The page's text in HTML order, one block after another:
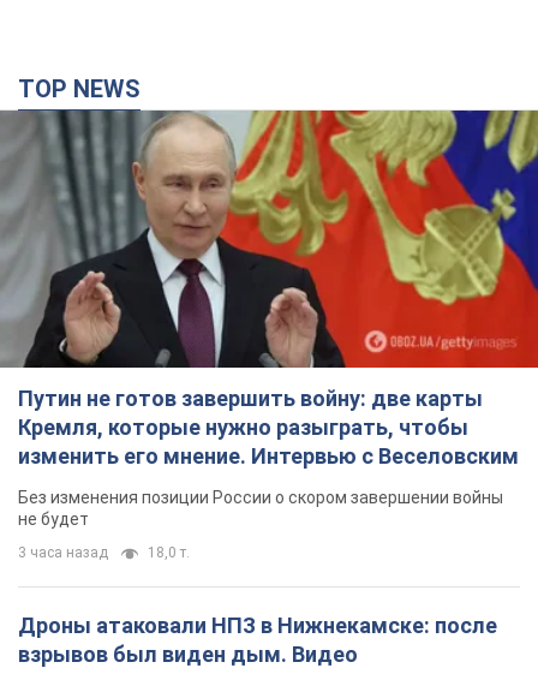
TOP NEWS
Путин не готов завершить войну: две карты
Кремля, которые нужно разыграть, чтобы
изменить его мнение. Интервью с Веселовским
Без изменения позиции России о скором завершении войны
не будет
3 часа назад 18,0 т.
Дроны атаковали НПЗ в Нижнекамске: после
взрывов был виден дым. Видео